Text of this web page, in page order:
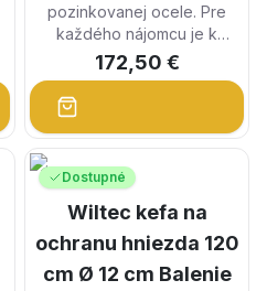
pozinkovanej ocele. Pre
každého nájomcu je k
dispozícii samostatná
uzamykateľná poštová
schránka s oddelenou
časťou na menovku.
172,50 €
Dostupné
Wiltec kefa na
ochranu hniezda 120
cm Ø 12 cm Balenie